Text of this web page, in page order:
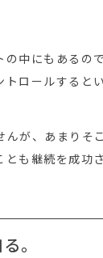
中にもあるの
ロールすると
が、あまりそ
も継続を成功
。